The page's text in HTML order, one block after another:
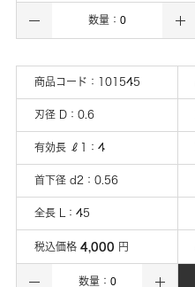
数量：
商品コード： 101545
刃径 D ： 0.6
有効長 ℓ1 ： 4
首下径 d2 ： 0.56
全長 L ： 45
税込価格 4,000 円
数量：